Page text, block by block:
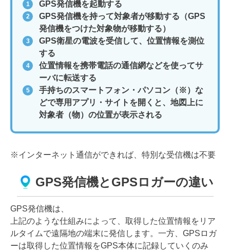
GPS発信機を起動する
GPS発信機を持って対象者が移動する（GPS
発信機をつけた対象物が移動する）
GPS衛星の電波を受信して、位置情報を測位
する
位置情報を携帯電話の通信網などを使ってサ
ーバに転送する
手持ちのスマートフォン・パソコン（※）な
どで専用アプリ・サイトを開くと、地図上に
対象者（物）の位置が表示される
※インターネット通信ができれば、特別な受信機は不要
GPS発信機とGPSロガーの違い
GPS発信機は、
上記のような仕組みによって、取得した位置情報をリア
ルタイムで遠隔地の端末に発信します。一方、 GPSロガ
ーは取得した位置情報をGPS本体に記録していくのみ